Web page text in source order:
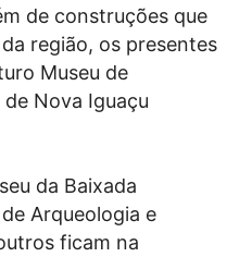
de construções que
região, os presentes
Museu de
Nova Iguaçu
da Baixada
Arqueologia e
ficam na